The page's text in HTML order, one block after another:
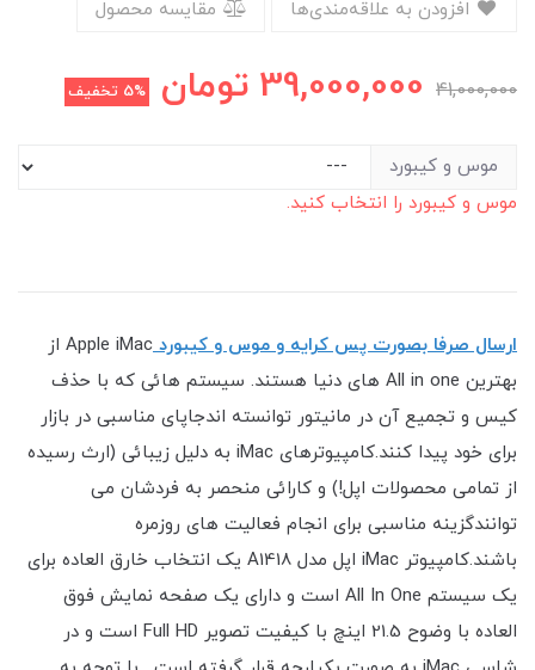
مقایسه محصول
41,000,000
39,000,000 تومان 5% تخفیف
موس و کیبورد
موس و کیبورد را انتخاب کنید.
ارسال صرفا بصورت پس کرایه و موس و کیبورد
Apple iMac از
بهترین All in one های دنیا هستند. سیستم هائی که با حذف
کیس و تجمیع آن در مانیتور توانسته اندجاپای مناسبی در بازار
برای خود پیدا کنند.کامپیوترهای iMac به دلیل زیبائی (ارث رسیده
از تمامی محصولات اپل!) و کارائی منحصر به فردشان می
توانندگزینه مناسبی برای انجام فعالیت های روزمره
باشند.کامپیوتر iMac اپل مدل A1418 یک انتخاب خارق العاده برای
یک سیستم All In One است و دارای یک صفحه نمایش فوق
العاده با وضوح 21.5 اینچ با کیفیت تصویر Full HD است و در